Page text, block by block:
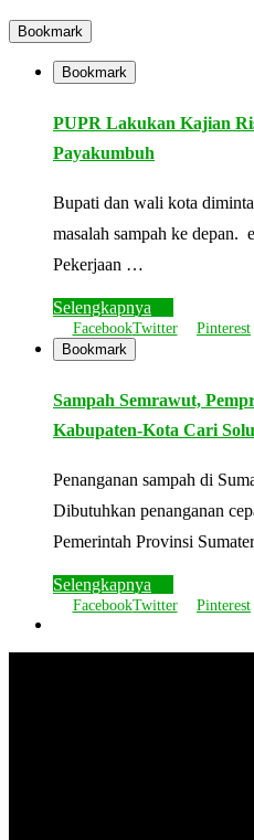
Bookmark
Bookmark
PUPR Lakukan Kajian
Payakumbuh
Bupati dan wali kota
masalah sampah ke
Pekerjaan …
Selengkapnya
FacebookTwitter Pinterest
Bookmark
Sampah Semrawut,
Kabupaten-Kota Cari
Penanganan sampah di
Dibutuhkan penanganan
Pemerintah Provinsi
Selengkapnya
FacebookTwitter Pinterest